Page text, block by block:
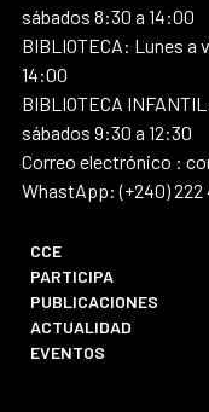
sábados 8:30 a 14:00
BIBLIOTECA: Lunes a
14:00
BIBLIOTECA
sábados 9:30 a 12:30
Correo electrónico :
WhastApp: (+240) 222
CCE
PARTICIPA
PUBLICACIONES
ACTUALIDAD
EVENTOS